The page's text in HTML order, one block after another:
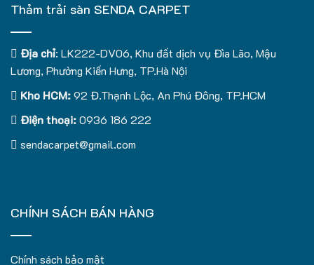
Thảm trải sàn SENDA CARPET
Địa chỉ: LK222-DV06, Khu đất dịch vụ Đìa Lão, Mậu
Lương, Phường Kiến Hưng, TP.Hà Nội
Kho HCM:92 Đ.Thạnh Lộc, An Phú Đông, TP.HCM
Điện thoại:0936 186 222
sendacarpet@gmail.com
CHÍNH SÁCH BÁN HÀNG
Chính sách bảo mật